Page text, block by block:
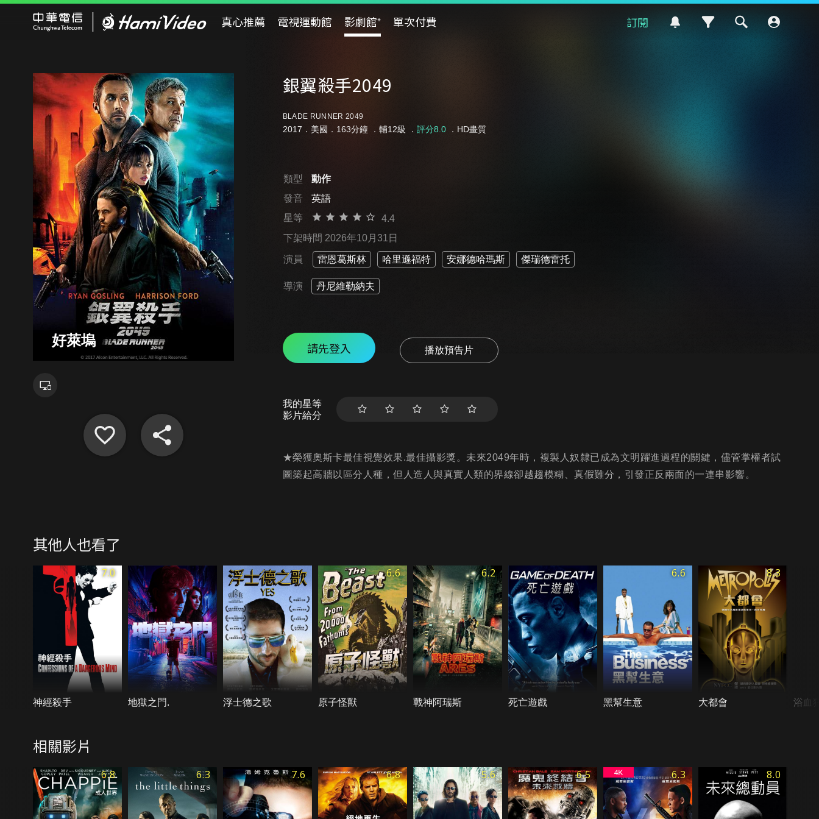
真心推薦 電視運動館 影劇館⁺ 單次付費 訂閱
好萊塢
銀翼殺手2049
BLADE RUNNER 2049
2017．美國．163分鐘 ． 輔12級 ． 評分8.0．HD畫質
類型
動作
發音
英語
星等
4.4
下架時間 2026年10月31日
演員 雷恩葛斯林 哈里遜福特 安娜德哈瑪斯 傑瑞德雷托
導演 丹尼維勒納夫
請先登入 播放預告片
我的星等
影片給分
★榮獲奧斯卡最佳視覺效果.最佳攝影獎。未來2049年時，複製人奴隸已成為文明躍進過程的關鍵，儘管掌權者試
圖築起高牆以區分人種，但人造人與真實人類的界線卻越趨模糊、真假難分，引發正反兩面的一連串影響。
其他人也看了
7.0
神經殺手 地獄之門. 浮士德之歌
6.6
原子怪獸
6.2
戰神阿瑞斯 死亡遊戲
6.6
黑幫生意
8.3
大都會 浴血
相關影片
6.8 6.3 7.6 6.8 5.6 6.5 6.3 8.0